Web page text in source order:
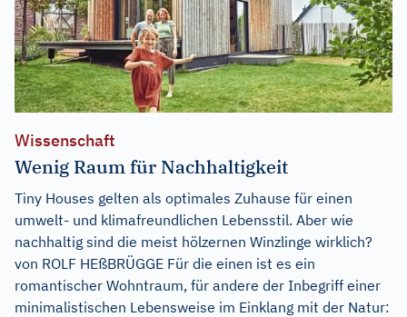
Wissenschaft
Wenig Raum für Nachhaltigkeit
Tiny Houses gelten als optimales Zuhause für einen
umwelt- und klimafreundlichen Lebensstil. Aber wie
nachhaltig sind die meist hölzernen Winzlinge wirklich?
von ROLF HEßBRÜGGE Für die einen ist es ein
romantischer Wohntraum, für andere der Inbegriff einer
minimalistischen Lebensweise im Einklang mit der Natur: